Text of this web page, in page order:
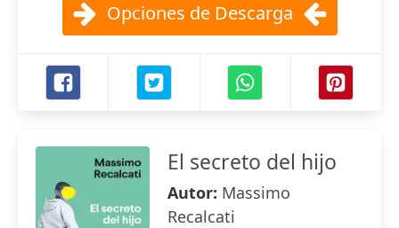
Opciones de Descarga
El secreto del hijo
Autor: Massimo
Recalcati